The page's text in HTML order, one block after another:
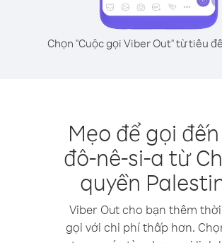
Chọn "Cuộc gọi Viber Out" từ tiêu
Mẹo để gọi
đô-nê-si-a từ
quyền
Viber Out cho bạn thêm
gọi với chi phí thấp hơn.